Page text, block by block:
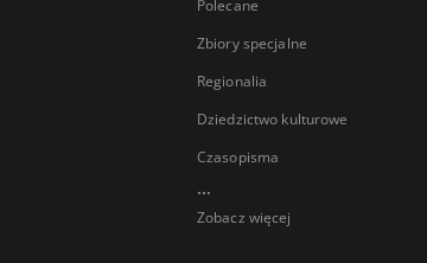
Polecane
Zbiory specjalne
Regionalia
Dziedzictwo kulturowe
Czasopisma
...
Zobacz więcej